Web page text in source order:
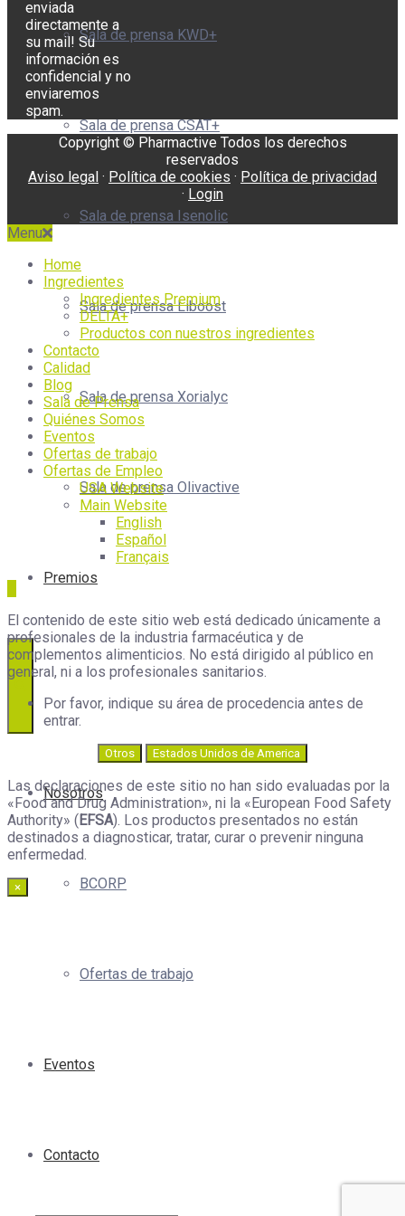
Sala de prensa KWD+
Sala de prensa CSAT+
Sala de prensa Isenolic
Sala de prensa Liboost
Sala de prensa Xorialyc
Sala de prensa Olivactive
Premios
Nosotros
BCORP
Ofertas de trabajo
Eventos
Contacto
enviada
directamente a
su mail! Su
información es
confidencial y no
enviaremos
spam.
Copyright © Pharmactive Todos los derechos
reservados
Aviso legal · Política de cookies · Política de privacidad
· Login
Menu
Home
Ingredientes
Ingredientes Premium
DELTA+
Productos con nuestros ingredientes
Contacto
Calidad
Blog
Sala de Prensa
Quiénes Somos
Eventos
Ofertas de trabajo
Ofertas de Empleo
USA Website
Main Website
English
Español
Français
El contenido de este sitio web está dedicado únicamente a
profesionales de la industria farmacéutica y de
complementos alimenticios. No está dirigido al público en
general, ni a los profesionales sanitarios.
Por favor, indique su área de procedencia antes de
entrar.
Otros Estados Unidos de America
Las declaraciones de este sitio no han sido evaluadas por la
«Food and Drug Administration», ni la «European Food Safety
Authority» ( EFSA). Los productos presentados no están
destinados a diagnosticar, tratar, curar o prevenir ninguna
enfermedad.
×